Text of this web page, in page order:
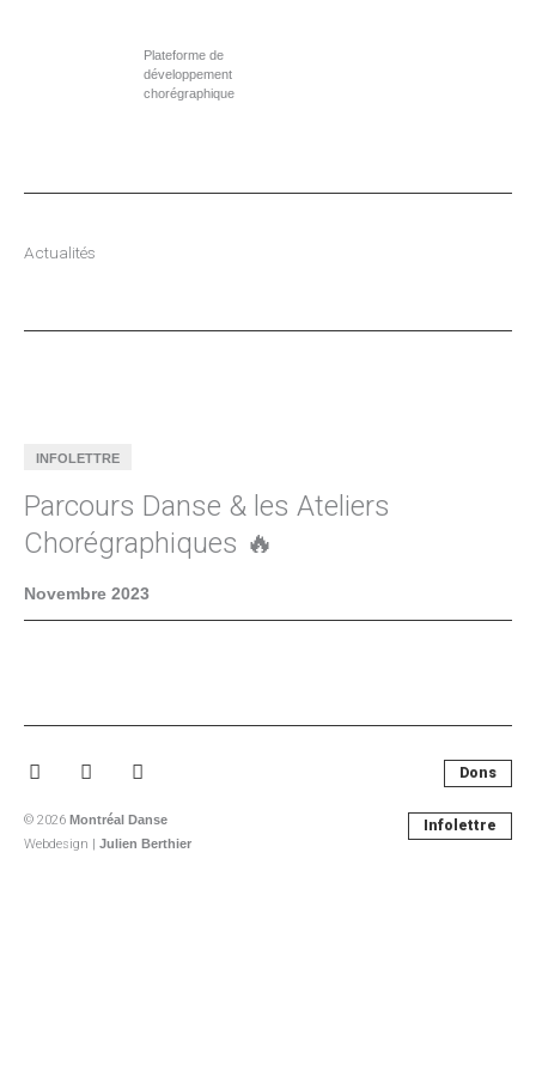
Plateforme de
développement
chorégraphique
Actualités
INFOLETTRE
Parcours Danse & les Ateliers
Chorégraphiques 🔥
Novembre 2023
Facebook-InstagramYoutube
© 2026 Montréal Danse
Webdesign | Julien Berthier
Dons
Infolettre